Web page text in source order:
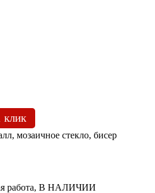
клик
мозаичное стекло, бисер
работа, В НАЛИЧИИ